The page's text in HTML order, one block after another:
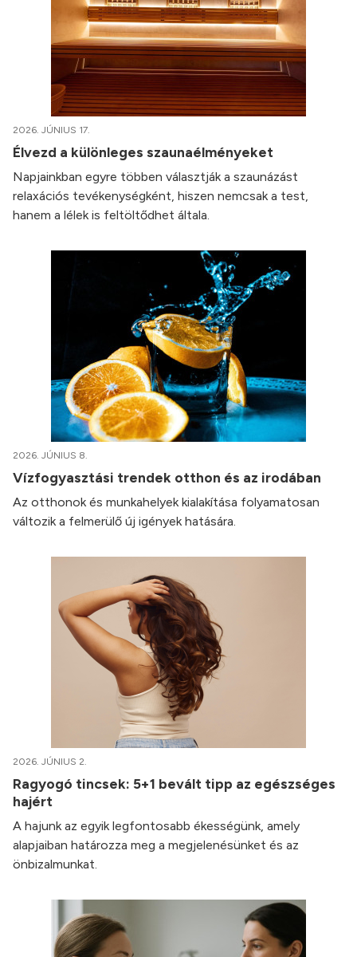
2026. JÚNIUS 17.
Élvezd a különleges szaunaélményeket
Napjainkban egyre többen választják a szaunázást
relaxációs tevékenységként, hiszen nemcsak a test,
hanem a lélek is feltöltődhet általa.
2026. JÚNIUS 8.
Vízfogyasztási trendek otthon és az irodában
Az otthonok és munkahelyek kialakítása folyamatosan
változik a felmerülő új igények hatására.
2026. JÚNIUS 2.
Ragyogó tincsek: 5+1 bevált tipp az egészséges
hajért
A hajunk az egyik legfontosabb ékességünk, amely
alapjaiban határozza meg a megjelenésünket és az
önbizalmunkat.